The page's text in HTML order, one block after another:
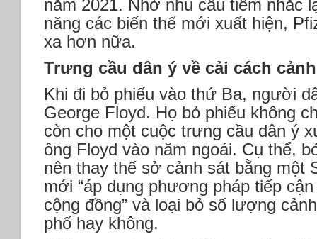
năm 2021. Nhờ nhu cầu tiêm nhắc
năng các biến thể mới xuất hiện,
xa hơn nữa.
Trưng cầu dân ý về cải cách
Khi đi bỏ phiếu vào thứ Ba, người
George Floyd. Họ bỏ phiếu không
còn cho một cuộc trưng cầu dân ý
ông Floyd vào năm ngoái. Cụ thể,
nên thay thế sở cảnh sát bằng một
mới “áp dụng phương pháp tiếp
cộng đồng” và loại bỏ số lượng
phố hay không.